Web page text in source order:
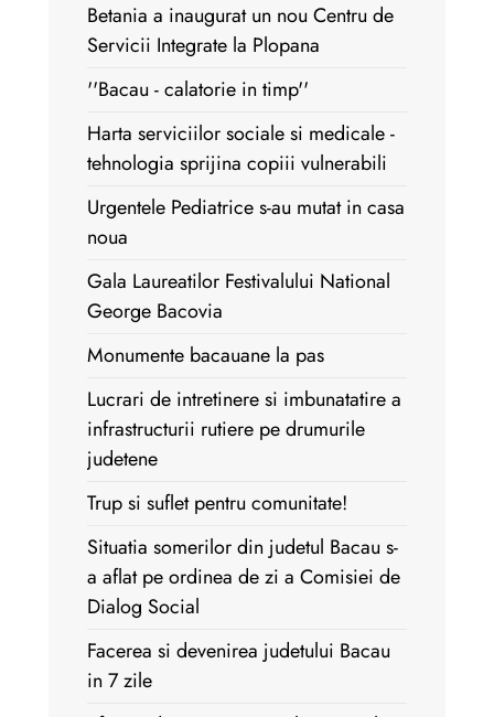
Betania a inaugurat un nou Centru de
Servicii Integrate la Plopana
''Bacau - calatorie in timp''
Harta serviciilor sociale si medicale -
tehnologia sprijina copiii vulnerabili
Urgentele Pediatrice s-au mutat in casa
noua
Gala Laureatilor Festivalului National
George Bacovia
Monumente bacauane la pas
Lucrari de intretinere si imbunatatire a
infrastructurii rutiere pe drumurile
judetene
Trup si suflet pentru comunitate!
Situatia somerilor din judetul Bacau s-
a aflat pe ordinea de zi a Comisiei de
Dialog Social
Facerea si devenirea judetului Bacau
in 7 zile